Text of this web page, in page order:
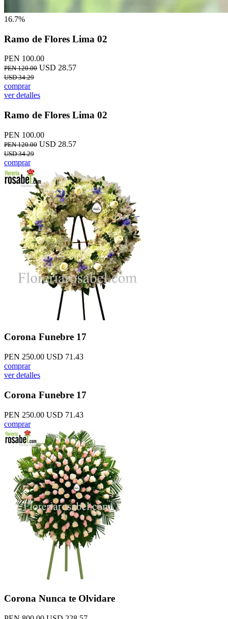
16.7%
Ramo de Flores Lima 02
PEN 100.00
PEN 120.00 USD 28.57
USD 34.29
comprar
ver detalles
Ramo de Flores Lima 02
PEN 100.00
PEN 120.00 USD 28.57
USD 34.29
comprar
Corona Funebre 17
PEN 250.00 USD 71.43
comprar
ver detalles
Corona Funebre 17
PEN 250.00 USD 71.43
comprar
Corona Nunca te Olvidare